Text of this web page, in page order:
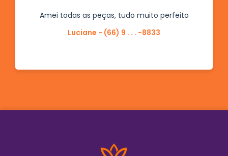
Amei todas as peças, tudo muito perfeito
Luciane - (66) 9 . . . -8833